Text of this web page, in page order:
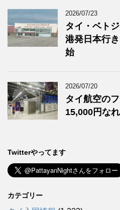
2026/07/23
タイ・ベト
港発日本行
始
2026/07/20
タイ航空の
15,000円な
Twitterやってます
カテゴリー